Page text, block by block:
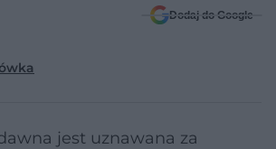
Dodaj do Google
jest uznawana za